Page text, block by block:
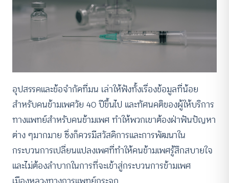
อุปสรรคและข้อจำกัดที่มน เล่าให้ฟังทั้งเรื่องข้อมูลที่น้อย
สำหรับคนข้ามเพศวัย 40 ปีขึ้นไป และทัศนคติของผู้ให้บริการ
ทางแพทย์สำหรับคนข้ามเพศ ทำให้พวกเขาต้องฝ่าฟันปัญหา
ต่าง ๆมากมาย ซึ่งก็ควรมีสวัสดิการและการพัฒนาใน
กระบวนการเปลี่ยนแปลงเพศที่ทำให้คนข้ามเพศรู้สึกสบายใจ
และไม่ต้องลำบากในการที่จะเข้าสู่กระบวนการข้ามเพศ